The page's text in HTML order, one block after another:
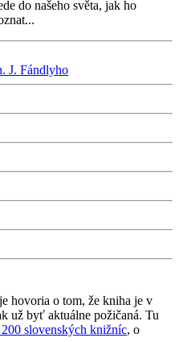
do našeho světa, jak ho
J. Fándlyho
hovoria o tom, že kniha je v
už byť aktuálne požičaná. Tu
slovenských knižníc, o